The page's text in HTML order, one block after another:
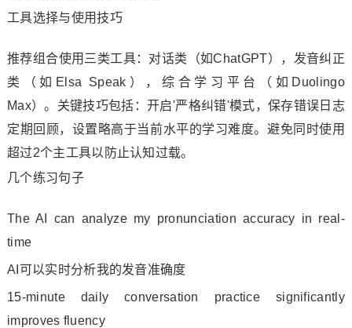
工具选择与使用技巧
推荐组合使用三类工具：对话类（如ChatGPT），发音纠正
类（如Elsa Speak），综合学习平台（如Duolingo
Max）。关键技巧包括：开启'严格纠错'模式，保存错误日志
定期回顾，设置略高于当前水平的学习难度。避免同时使用
超过2个主工具以防止认知过载。
几个练习句子
The AI can analyze my pronunciation accuracy in real-
time
AI可以实时分析我的发音准确度
15-minute daily conversation practice significantly
improves fluency